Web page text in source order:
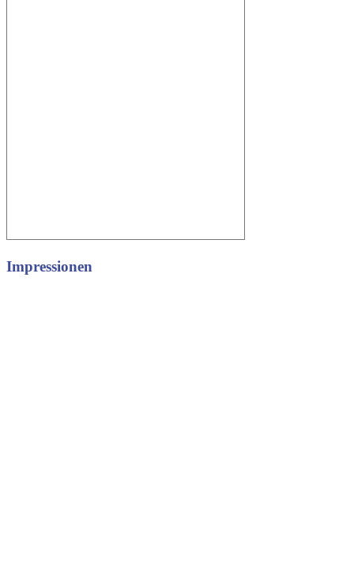
Impressionen